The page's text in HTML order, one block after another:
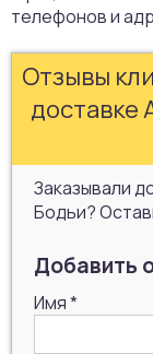
телефонов и
Отзывы
доставке
Заказывали
Бодьи?
Добавить
Имя*